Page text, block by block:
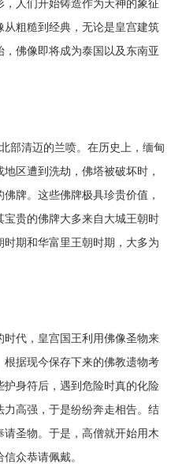
人们开始铸造作为天神的象征
粗糙到经典，无论是皇宫建筑
佛像即将成为泰国以及东南亚
部清迈的兰喷。在历史上，缅甸
区遭到洗劫，佛塔被破坏时，
牌。这些佛牌极具珍贵价值，
贵的佛牌大多来自大城王朝时
期和华富里王朝时期，大多为
代，皇宫国王利用佛像圣物来
据现今保存下来的佛教遗物考
身符后，遇到危险时真的化险
高强，于是纷纷奔走相告。结
圣物。于是，高僧就开始用木
众恭请佩戴。